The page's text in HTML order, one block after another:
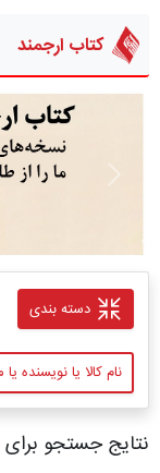
کتاب ارجمند
دسته بندی
نتایج جستجو برای